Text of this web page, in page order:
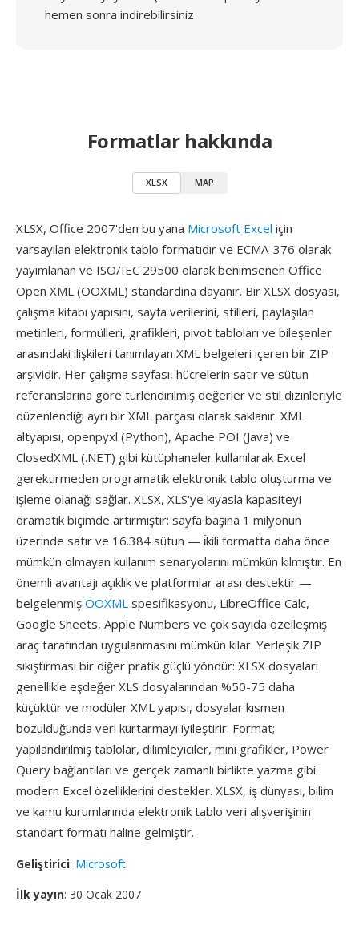
hemen sonra indirebilirsiniz
Formatlar hakkında
XLSX MAP
XLSX, Office 2007'den bu yana Microsoft Excel için
varsayılan elektronik tablo formatıdır ve ECMA-376 olarak
yayımlanan ve ISO/IEC 29500 olarak benimsenen Office
Open XML (OOXML) standardına dayanır. Bir XLSX dosyası,
çalışma kitabı yapısını, sayfa verilerini, stilleri, paylaşılan
metinleri, formülleri, grafikleri, pivot tabloları ve bileşenler
arasındaki ilişkileri tanımlayan XML belgeleri içeren bir ZIP
arşividir. Her çalışma sayfası, hücrelerin satır ve sütun
referanslarına göre türlendirilmiş değerler ve stil dizinleriyle
düzenlendiği ayrı bir XML parçası olarak saklanır. XML
altyapısı, openpyxl (Python), Apache POI (Java) ve
ClosedXML (.NET) gibi kütüphaneler kullanılarak Excel
gerektirmeden programatik elektronik tablo oluşturma ve
işleme olanağı sağlar. XLSX, XLS'ye kıyasla kapasiteyi
dramatik biçimde artırmıştır: sayfa başına 1 milyonun
üzerinde satır ve 16.384 sütun — i̇kili formatta daha önce
mümkün olmayan kullanım senaryolarını mümkün kılmıştır. En
önemli avantajı açıklık ve platformlar arası destektir —
belgelenmiş OOXML spesifikasyonu, LibreOffice Calc,
Google Sheets, Apple Numbers ve çok sayıda özelleşmiş
araç tarafından uygulanmasını mümkün kılar. Yerleşik ZIP
sıkıştırması bir diğer pratik güçlü yöndür: XLSX dosyaları
genellikle eşdeğer XLS dosyalarından %50-75 daha
küçüktür ve modüler XML yapısı, dosyalar kısmen
bozulduğunda veri kurtarmayı iyileştirir. Format;
yapılandırılmış tablolar, dilimleyiciler, mini grafikler, Power
Query bağlantıları ve gerçek zamanlı birlikte yazma gibi
modern Excel özelliklerini destekler. XLSX, iş dünyası, bilim
ve kamu kurumlarında elektronik tablo veri alışverişinin
standart formatı haline gelmiştir.
Geliştirici: Microsoft
İlk yayın: 30 Ocak 2007